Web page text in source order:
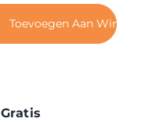
Toevoegen Aan
Gratis